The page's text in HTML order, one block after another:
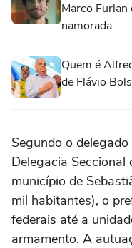
Marco
namorada
Quem é
de Flávio
Segundo o
Delegacia Seccional
município de
mil habitantes), o
federais até a
armamento. A